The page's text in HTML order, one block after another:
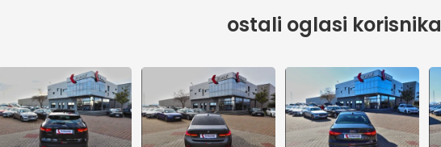
ostali oglasi korisnika